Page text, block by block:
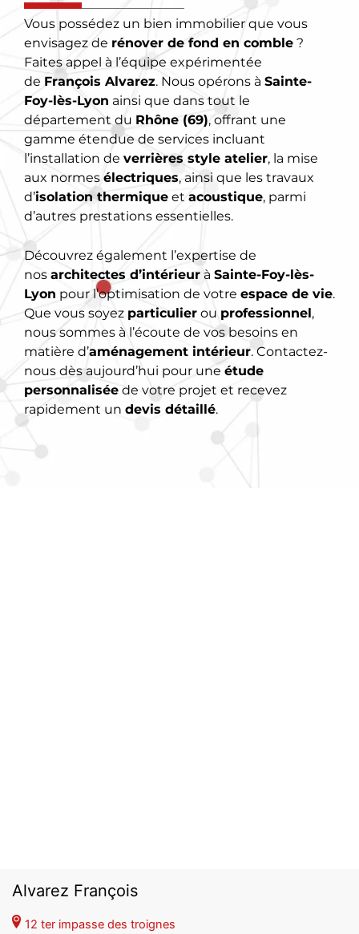
Vous possédez un bien immobilier que vous
envisagez de rénover de fond en comble ?
Faites appel à l’équipe expérimentée
de François Alvarez. Nous opérons à Sainte-
Foy-lès-Lyon ainsi que dans tout le
département du Rhône (69), offrant une
gamme étendue de services incluant
l’installation de verrières style atelier, la mise
aux normes électriques, ainsi que les travaux
d’isolation thermique et acoustique, parmi
d’autres prestations essentielles.
Découvrez également l’expertise de
nos architectes d’intérieur à Sainte-Foy-lès-
Lyon pour l’optimisation de votre espace de vie.
Que vous soyez particulier ou professionnel,
nous sommes à l’écoute de vos besoins en
matière d’aménagement intérieur. Contactez-
nous dès aujourd’hui pour une étude
personnalisée de votre projet et recevez
rapidement un devis détaillé.
Alvarez François
12 ter impasse des troignes